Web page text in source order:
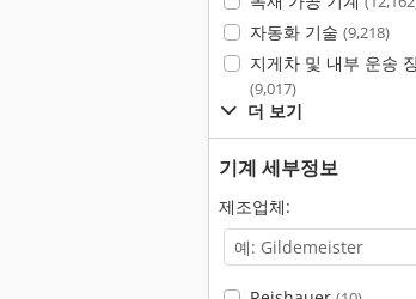
자동화 기술 (9,218)
지게차 및 내부 운송
(9,017)
더 보기
기계 세부정보
제조업체: